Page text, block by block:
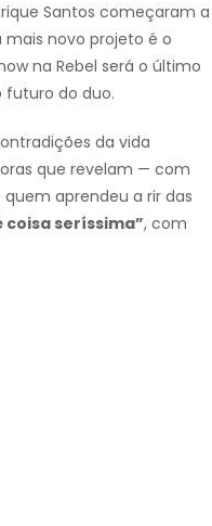
Santos começaram a
mais novo projeto é o
na Rebel será o último
futuro do duo.
da vida
que revelam — com
aprendeu a rir das
seríssima”, com